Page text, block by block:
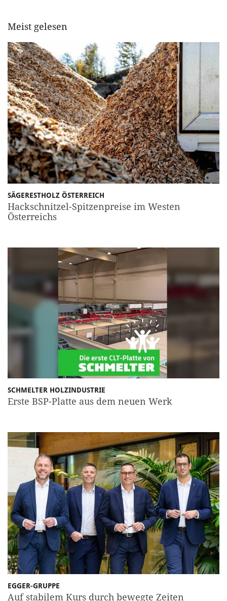
Meist gelesen
SÄGERESTHOLZ ÖSTERREICH
Hackschnitzel-Spitzenpreise im Westen
Österreichs
SCHMELTER HOLZINDUSTRIE
Erste BSP-Platte aus dem neuen Werk
EGGER-GRUPPE
Auf stabilem Kurs durch bewegte Zeiten